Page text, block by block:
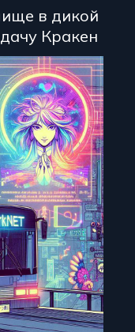
в дикой
Кракен